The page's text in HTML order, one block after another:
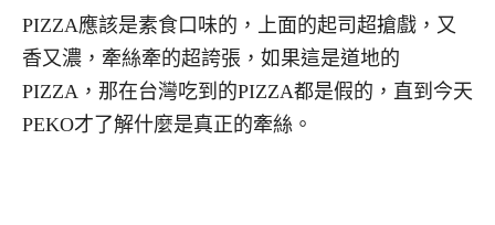
PIZZA應該是素食口味的，上面的起司超搶戲，又
香又濃，牽絲牽的超誇張，如果這是道地的
PIZZA，那在台灣吃到的PIZZA都是假的，直到今天
PEKO才了解什麼是真正的牽絲。